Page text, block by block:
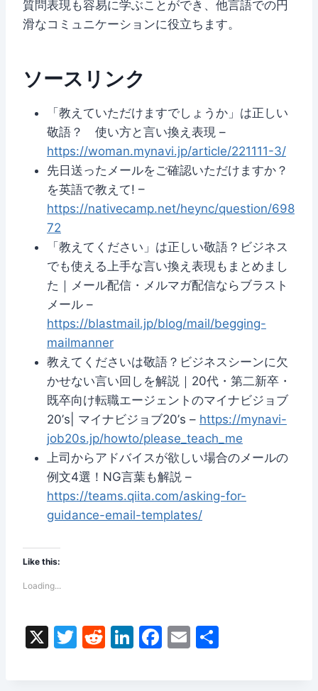
質問表現も容易に学ぶことができ、他言語での円
滑なコミュニケーションに役立ちます。
ソースリンク
「教えていただけますでしょうか」は正しい
敬語？ 使い方と言い換え表現 –
https://woman.mynavi.jp/article/221111-3/
先日送ったメールをご確認いただけますか？
を英語で教えて! –
https://nativecamp.net/heync/question/698
72
「教えてください」は正しい敬語？ビジネス
でも使える上手な言い換え表現もまとめまし
た｜メール配信・メルマガ配信ならブラスト
メール –
https://blastmail.jp/blog/mail/begging-
mailmanner
教えてくださいは敬語？ビジネスシーンに欠
かせない言い回しを解説｜20代・第二新卒・
既卒向け転職エージェントのマイナビジョブ
20’s| マイナビジョブ20’s – https://mynavi-
job20s.jp/howto/please_teach_me
上司からアドバイスが欲しい場合のメールの
例文4選！NG言葉も解説 –
https://teams.qiita.com/asking-for-
guidance-email-templates/
Like this:
Loading...
X
T
R
Li F
E